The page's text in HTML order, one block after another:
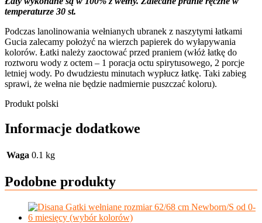
temperaturze 30 st.
Podczas lanolinowania wełnianych ubranek z naszytymi łatkami
Gucia zalecamy położyć na wierzch papierek do wyłapywania
kolorów. Łatki należy zaoctować przed praniem (włóż łatkę do
roztworu wody z octem – 1 poracja octu spirytusowego, 2 porcje
letniej wody. Po dwudziestu minutach wypłucz łatkę. Taki zabieg
sprawi, że wełna nie będzie nadmiernie puszczać koloru).
Produkt polski
Informacje dodatkowe
Waga 0.1 kg
Podobne produkty